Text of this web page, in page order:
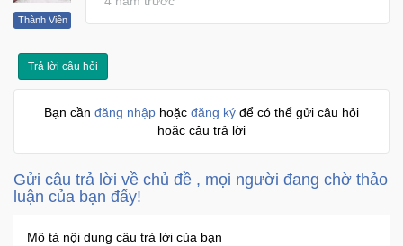
Chạy
Khuyến
Mãi
Thiết
bị
âm
Thành Viên
Trả lời câu hỏi
Bạn cần đăng nhập hoặc đăng ký để có thể gửi câu hỏi
hoặc câu trả lời
Gửi câu trả lời về chủ đề , mọi người đang chờ thảo
luận của bạn đấy!
Mô tả nội dung câu trả lời của bạn